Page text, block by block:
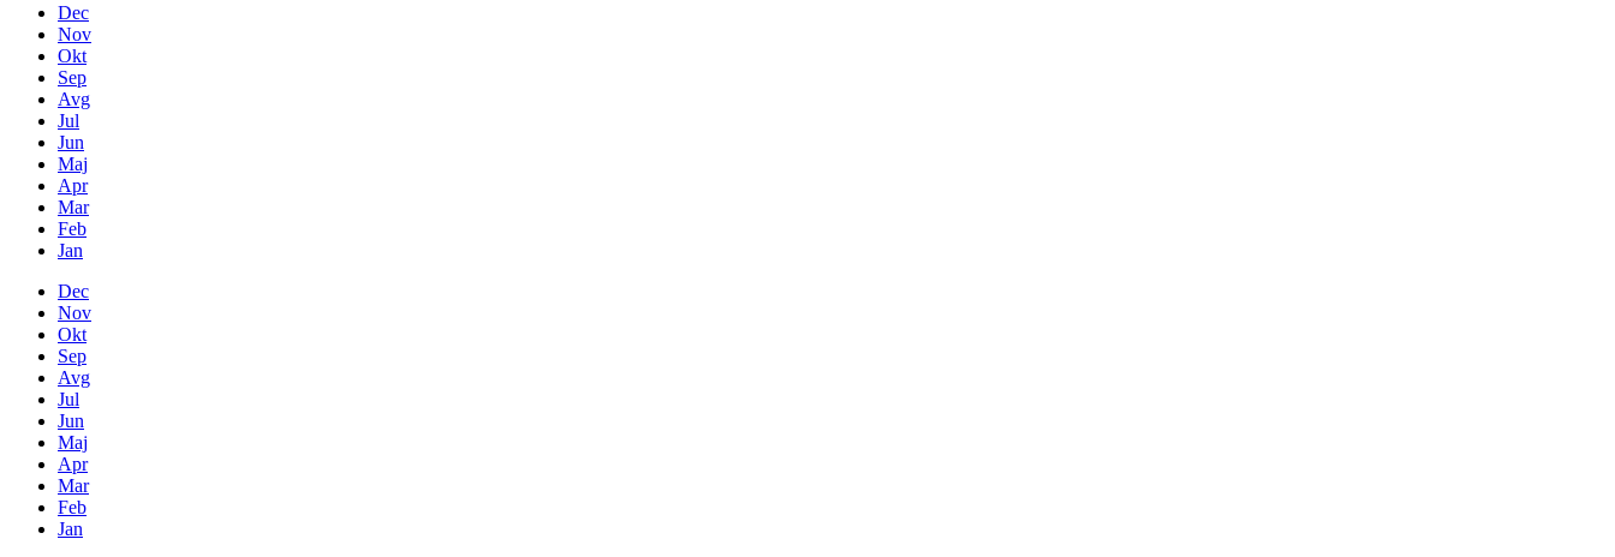
Dec
Nov
Okt
Sep
Avg
Jul
Jun
Maj
Apr
Mar
Feb
Jan
Dec
Nov
Okt
Sep
Avg
Jul
Jun
Maj
Apr
Mar
Feb
Jan